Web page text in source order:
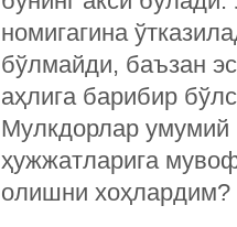
номигагина
бўлмайди, баъзан
аҳлига барибир
Мулкдорлар умумий
ҳужжатларига
олишни хоҳлардим?